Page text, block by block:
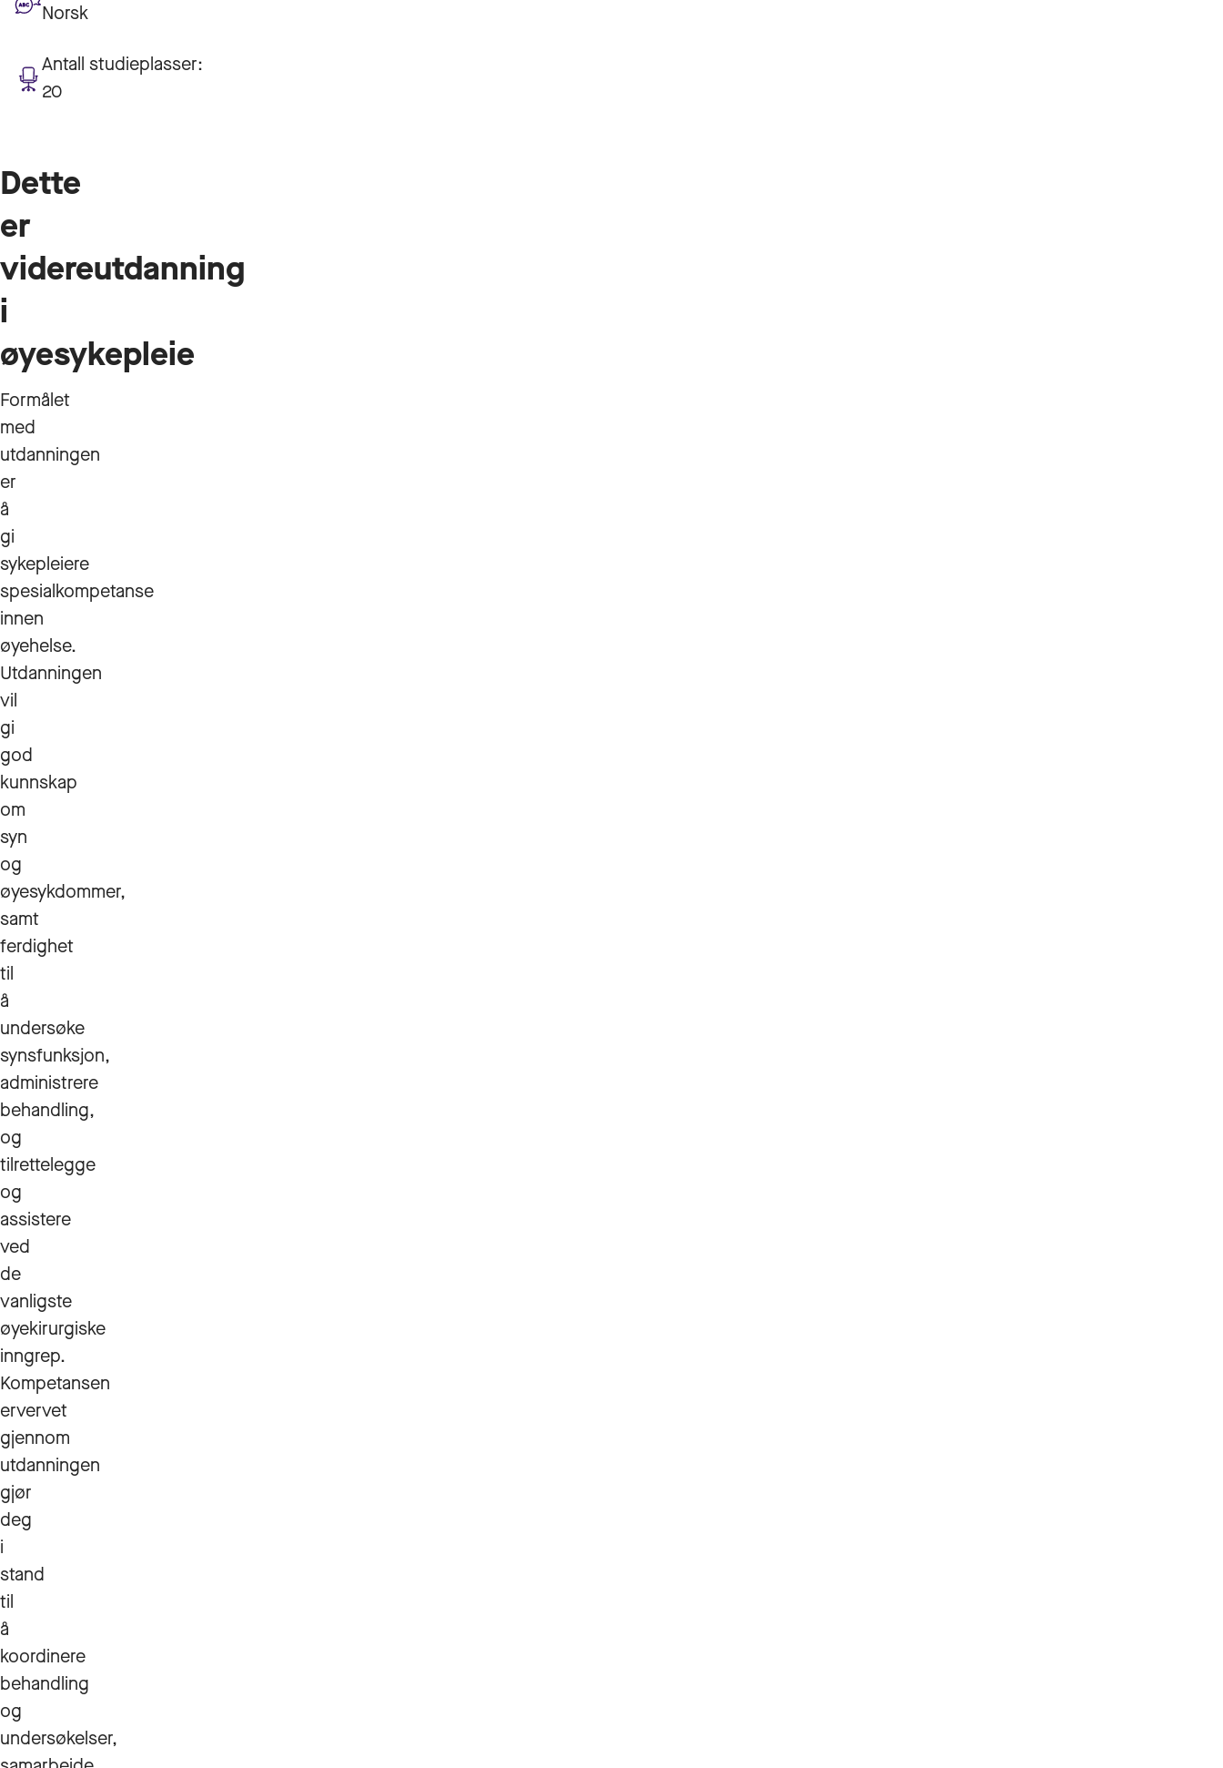
Norsk
Antall studieplasser:
20
Dette
er
videreutdanning
i
øyesykepleie
Formålet
med
utdanningen
er
å
gi
sykepleiere
spesialkompetanse
innen
øyehelse.
Utdanningen
vil
gi
god
kunnskap
om
syn
og
øyesykdommer,
samt
ferdighet
til
å
undersøke
synsfunksjon,
administrere
behandling,
og
tilrettelegge
og
assistere
ved
de
vanligste
øyekirurgiske
inngrep.
Kompetansen
ervervet
gjennom
utdanningen
gjør
deg
i
stand
til
å
koordinere
behandling
og
undersøkelser,